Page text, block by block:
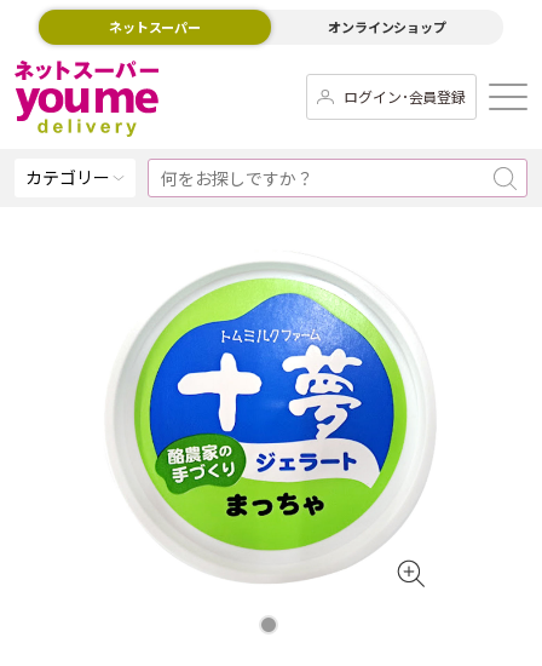
ネットスーパー オンラインショップ
ログイン･会員登録
カテゴリー